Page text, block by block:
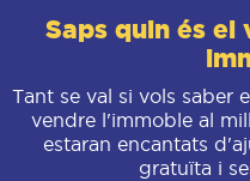
Saps quin és
Tant se val si vols saber
vendre l'immoble al
estaran encantats
gratuïta i